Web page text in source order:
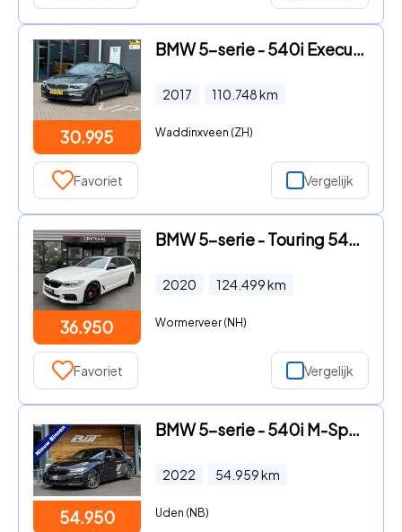
30.995
BMW 5-serie - 540i Executive/2E EIG/CAMERA/LEDER/NAVI/NL-AUTO NAP
2017 110.748km
Waddinxveen (ZH)
Favoriet Vergelijk
36.950
BMW 5-serie - Touring 540i xDrive High Exe M-Sport|Pano|Head-Up|ACC|Memory
2020 124.499km
Wormerveer (NH)
Favoriet Vergelijk
54.950
BMW 5-serie - 540i M-Sport **HUD/E.dak/Laserled/Excl.leder
2022 54.959km
Uden (NB)